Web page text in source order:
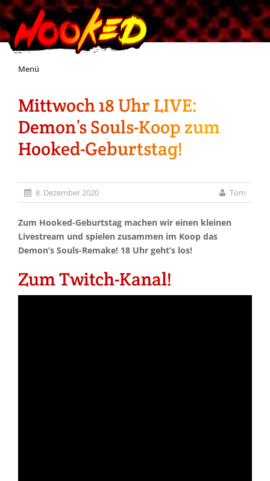
Skip
Menü
Unterstützt Hooked!
Exklusiv für Supporter*innen
Mittwoch 18 Uhr LIVE:
Demon’s Souls-Koop zum
Hooked-Geburtstag!
8. Dezember 2020 Tom
Zum Hooked-Geburtstag machen wir einen kleinen
Livestream und spielen zusammen im Koop das
Demon’s Souls-Remake! 18 Uhr geht’s los!
Zum Twitch-Kanal!